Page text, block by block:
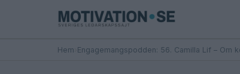
Hem Engagemangspodden: 56. Camilla Lif – Om